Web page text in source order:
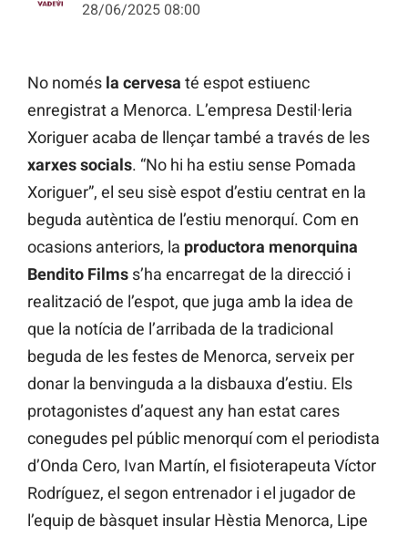
28/06/2025 08:00
No només la cervesa té espot estiuenc
enregistrat a Menorca. L’empresa Destil·leria
Xoriguer acaba de llençar també a través de les
xarxes socials. “No hi ha estiu sense Pomada
Xoriguer”, el seu sisè espot d’estiu centrat en la
beguda autèntica de l’estiu menorquí. Com en
ocasions anteriors, la productora menorquina
Bendito Films s’ha encarregat de la direcció i
realització de l’espot, que juga amb la idea de
que la notícia de l’arribada de la tradicional
beguda de les festes de Menorca, serveix per
donar la benvinguda a la disbauxa d’estiu. Els
protagonistes d’aquest any han estat cares
conegudes pel públic menorquí com el periodista
d’Onda Cero, Ivan Martín, el fisioterapeuta Víctor
Rodríguez, el segon entrenador i el jugador de
l’equip de bàsquet insular Hèstia Menorca, Lipe